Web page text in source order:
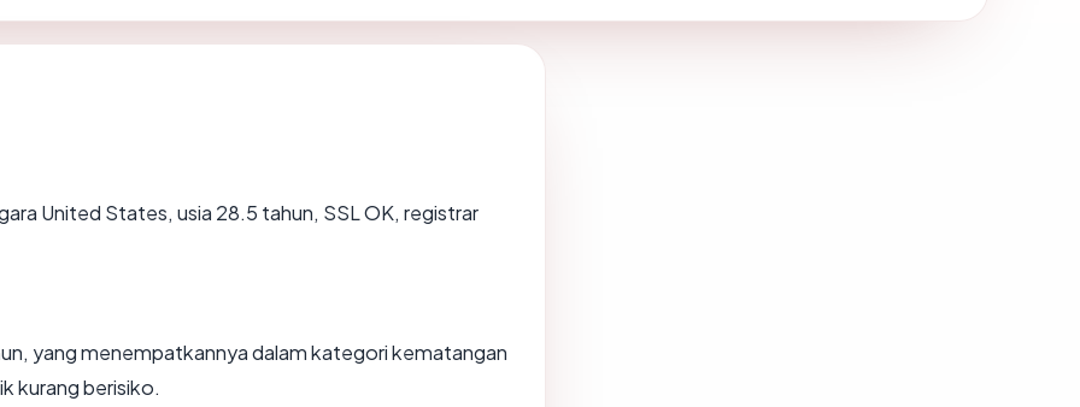
United States, usia 28.5 tahun, SSL OK, registrar
yang menempatkannya dalam kategori kematangan
kurang berisiko.